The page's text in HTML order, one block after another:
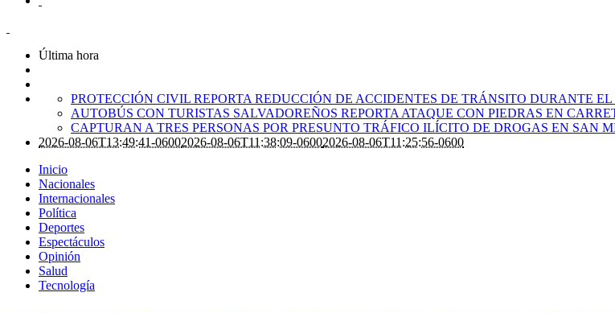
Última hora
PROTECCIÓN CIVIL REPORTA REDUCCIÓN DE ACCIDENTES DE TRÁNSITO DURANTE
AUTOBÚS CON TURISTAS SALVADOREÑOS REPORTA ATAQUE CON PIEDRAS EN
CAPTURAN A TRES PERSONAS POR PRESUNTO TRÁFICO ILÍCITO DE DROGAS EN SAN
2026-08-06T13:49:41-06002026-08-06T11:38:09-06002026-08-06T11:25:56-0600
Inicio
Nacionales
Internacionales
Política
Deportes
Espectáculos
Opinión
Salud
Tecnología